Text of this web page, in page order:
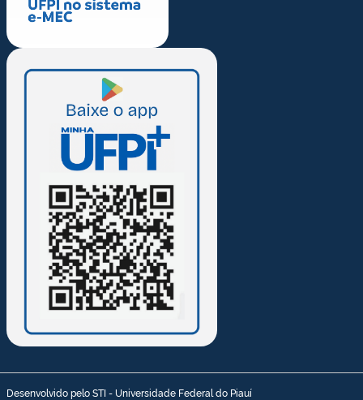
Desenvolvido pelo STI - Universidade Federal do Piauí